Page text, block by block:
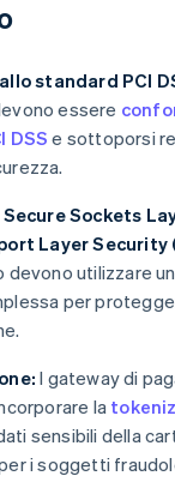
standard PCI
essere
DSS e sottoporsi
Sockets
Layer Security
devono utilizzare
per
I gateway di
la
sensibili della
i soggetti